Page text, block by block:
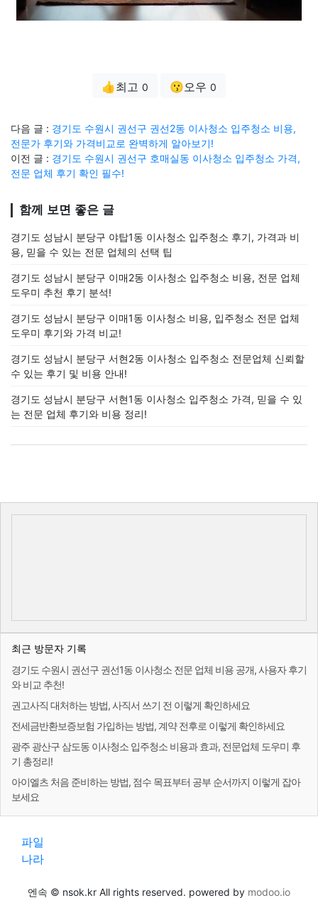
👍최고 0 😗오우 0
다음 글 : 경기도 수원시 권선구 권선2동 이사청소 입주청소 비용,
전문가 후기와 가격비교로 완벽하게 알아보기!
이전 글 : 경기도 수원시 권선구 호매실동 이사청소 입주청소 가격,
전문 업체 후기 확인 필수!
함께 보면 좋은 글
경기도 성남시 분당구 야탑1동 이사청소 입주청소 후기, 가격과 비
용, 믿을 수 있는 전문 업체의 선택 팁
경기도 성남시 분당구 이매2동 이사청소 입주청소 비용, 전문 업체
도우미 추천 후기 분석!
경기도 성남시 분당구 이매1동 이사청소 비용, 입주청소 전문 업체
도우미 후기와 가격 비교!
경기도 성남시 분당구 서현2동 이사청소 입주청소 전문업체 신뢰할
수 있는 후기 및 비용 안내!
경기도 성남시 분당구 서현1동 이사청소 입주청소 가격, 믿을 수 있
는 전문 업체 후기와 비용 정리!
최근 방문자 기록
경기도 수원시 권선구 권선1동 이사청소 전문 업체 비용 공개, 사용자 후기
와 비교 추천!
권고사직 대처하는 방법, 사직서 쓰기 전 이렇게 확인하세요
전세금반환보증보험 가입하는 방법, 계약 전후로 이렇게 확인하세요
광주 광산구 삼도동 이사청소 입주청소 비용과 효과, 전문업체 도우미 후
기 총정리!
아이엘츠 처음 준비하는 방법, 점수 목표부터 공부 순서까지 이렇게 잡아
보세요
파일
나라
엔속 © nsok.kr All rights reserved. powered by modoo.io